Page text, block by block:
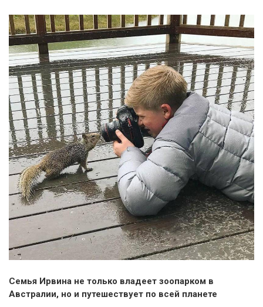
Семья Ирвина не только владеет зоопарком в
Австралии, но и путешествует по всей планете